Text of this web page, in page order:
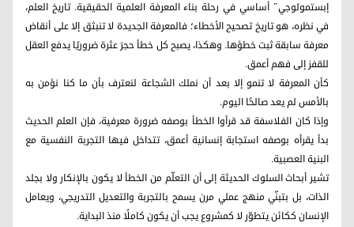
إبستمولوجي” أساسي في رحلة بناء المعرفة العلمية الحقيقية. تاريخ العلم،
في نظره، هو تاريخ تصحيح الأخطاء؛ فالمعرفة الجديدة لا تنبثق إلا على أنقاض
معرفة سابقة ثبت خطؤها. وهكذا، يصبح كل خطأ حجرَ عثرة ضروريًا يدفع العقل
للقفز إلى فهم أعمق.
كأن المعرفة لا تنمو إلا بعد أن نملك الشجاعة لنعترف بأن ما كنا نؤمن به
بالأمس لم يعد صالحًا اليوم.
وإذا كان الفلاسفة قد قرأوا الخطأ بوصفه ضرورة معرفية، فإن العلم الحديث
بدأ يقرأه بوصفه استجابة إنسانية أعمق، تتداخل فيها التجربة النفسية مع
البنية العصبية.
تشير أبحاث السلوك الحديثة إلى أن التعلّم من الخطأ لا يكون بالإنكار ولا بجلد
الذات، بل بتبنّي منهج عملي مرن يسمح بالتجربة والتعديل التدريجي، ويعامل
الإنسان ككائن يتطوّر لا كمشروع يجب أن يكون كاملًا منذ البداية.